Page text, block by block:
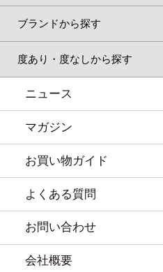
ブランドから探す
度あり・度なしから探す
ニュース
マガジン
お買い物ガイド
よくある質問
お問い合わせ
会社概要